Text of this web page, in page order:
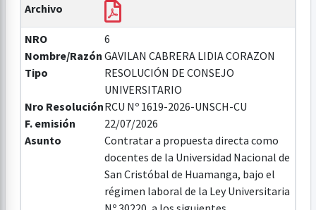
Archivo
NRO
6
Nombre/Razón GAVILAN CABRERA LIDIA CORAZON
Tipo
RESOLUCIÓN DE CONSEJO
UNIVERSITARIO
Nro ResoluciónRCU Nº 1619-2026-UNSCH-CU
F. emisión
22/07/2026
Asunto
Contratar a propuesta directa como
docentes de la Universidad Nacional de
San Cristóbal de Huamanga, bajo el
régimen laboral de la Ley Universitaria